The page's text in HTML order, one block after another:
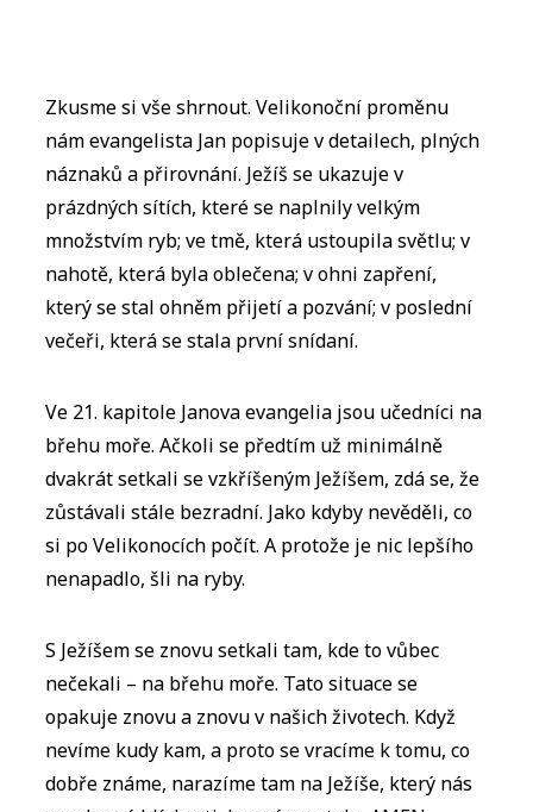
Zkusme si vše shrnout. Velikonoční proměnu
nám evangelista Jan popisuje v detailech, plných
náznaků a přirovnání. Ježíš se ukazuje v
prázdných sítích, které se naplnily velkým
množstvím ryb; ve tmě, která ustoupila světlu; v
nahotě, která byla oblečena; v ohni zapření,
který se stal ohněm přijetí a pozvání; v poslední
večeři, která se stala první snídaní.
Ve 21. kapitole Janova evangelia jsou učedníci na
břehu moře. Ačkoli se předtím už minimálně
dvakrát setkali se vzkříšeným Ježíšem, zdá se, že
zůstávali stále bezradní. Jako kdyby nevěděli, co
si po Velikonocích počít. A protože je nic lepšího
nenapadlo, šli na ryby.
S Ježíšem se znovu setkali tam, kde to vůbec
nečekali – na břehu moře. Tato situace se
opakuje znovu a znovu v našich životech. Když
nevíme kudy kam, a proto se vracíme k tomu, co
dobře známe, narazíme tam na Ježíše, který nás